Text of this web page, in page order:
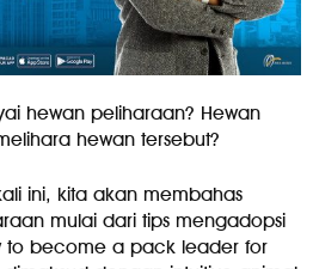
hewan peliharaan? Hewan
hewan tersebut?
ini, kita akan membahas
mulai dari tips mengadopsi
to become a pack leader for